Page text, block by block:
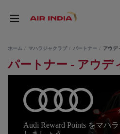
ホーム マハラジャクラブ パートナー アウデ
パートナー - アウデ
Audi Reward Points をマハ